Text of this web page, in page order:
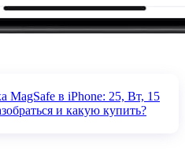
MagSafe в iPhone: 25, Вт, 15
и какую купить?